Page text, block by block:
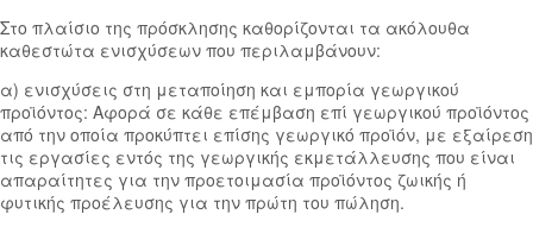
Στο πλαίσιο της πρόσκλησης καθορίζονται τα ακόλουθα
καθεστώτα ενισχύσεων που περιλαμβάνουν:
α) ενισχύσεις στη μεταποίηση και εμπορία γεωργικού
προϊόντος: Αφορά σε κάθε επέμβαση επί γεωργικού προϊόντος
από την οποία προκύπτει επίσης γεωργικό προϊόν, με εξαίρεση
τις εργασίες εντός της γεωργικής εκμετάλλευσης που είναι
απαραίτητες για την προετοιμασία προϊόντος ζωικής ή
φυτικής προέλευσης για την πρώτη του πώληση.